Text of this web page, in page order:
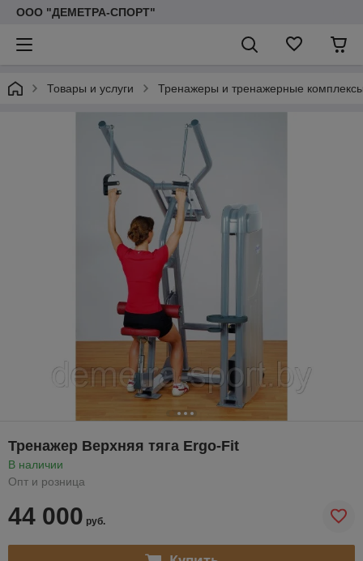
ООО "ДЕМЕТРА-СПОРТ"
Товары и услуги Тренажеры и тренажерные
Тренажер Верхняя тяга Ergo-Fit
В наличии
Опт и розница
44 000 руб.